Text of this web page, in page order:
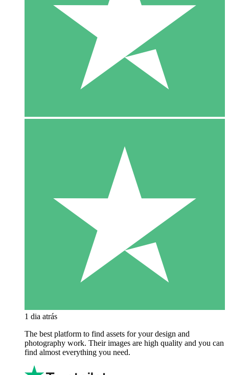
1 dia atrás
The best platform to find assets for your design and
photography work. Their images are high quality and you can
find almost everything you need.